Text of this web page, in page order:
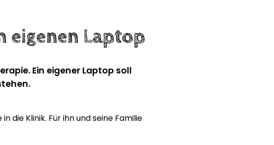
eigenen Laptop
Ein eigener Laptop soll
die Klinik. Für ihn und seine Familie